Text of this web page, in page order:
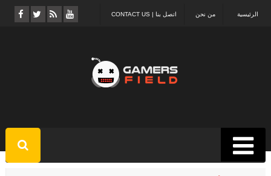
اتصل بنا | CONTACT US من نحن الرئيسية